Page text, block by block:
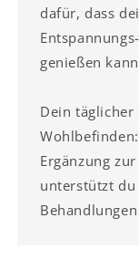
dafür, dass
genießen
Dein täglicher
Ergänzung
unterstützt du